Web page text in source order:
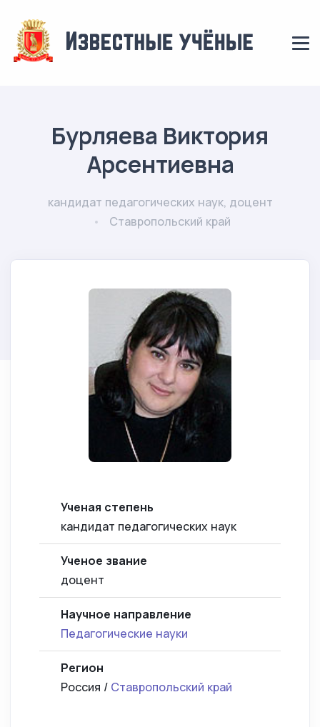
Бурляева Виктория
Арсентиевна
кандидат педагогических наук, доцент
Ставропольский край
Ученая степень
кандидат педагогических наук
Ученое звание
доцент
Научное направление
Педагогические науки
Регион
Россия / Ставропольский край